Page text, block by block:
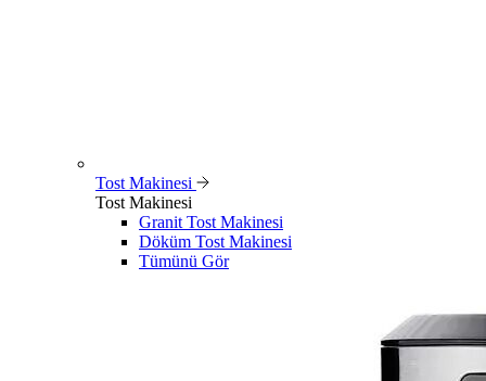
Tost Makinesi
Tost Makinesi
Granit Tost Makinesi
Döküm Tost Makinesi
Tümünü Gör